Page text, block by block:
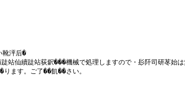
靴泙后�
仙續跿站荻鈬���機械で処理しますので・髟阡司研苳始は
ます。ご了��飢��さい。